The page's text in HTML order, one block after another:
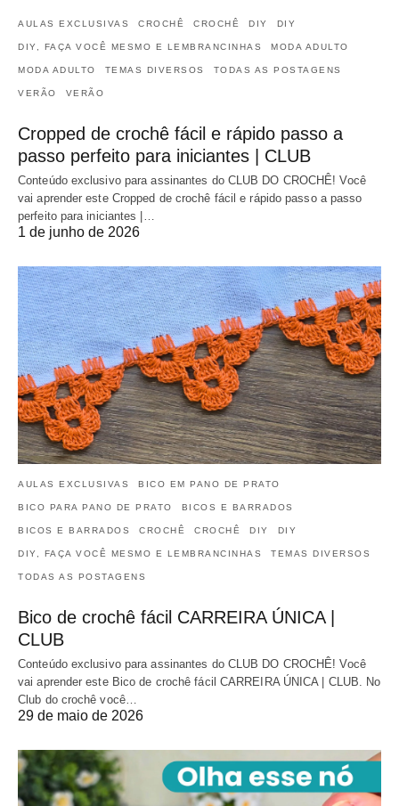
AULAS EXCLUSIVAS CROCHÊ CROCHÊ DIY DIY
DIY, FAÇA VOCÊ MESMO E LEMBRANCINHAS MODA ADULTO
MODA ADULTO TEMAS DIVERSOS TODAS AS POSTAGENS
VERÃO VERÃO
Cropped de crochê fácil e rápido passo a
passo perfeito para iniciantes | CLUB
Conteúdo exclusivo para assinantes do CLUB DO CROCHÊ! Você
vai aprender este Cropped de crochê fácil e rápido passo a passo
perfeito para iniciantes |…
1 de junho de 2026
AULAS EXCLUSIVAS BICO EM PANO DE PRATO
BICO PARA PANO DE PRATO BICOS E BARRADOS
BICOS E BARRADOS CROCHÊ CROCHÊ DIY DIY
DIY, FAÇA VOCÊ MESMO E LEMBRANCINHAS TEMAS DIVERSOS
TODAS AS POSTAGENS
Bico de crochê fácil CARREIRA ÚNICA |
CLUB
Conteúdo exclusivo para assinantes do CLUB DO CROCHÊ! Você
vai aprender este Bico de crochê fácil CARREIRA ÚNICA | CLUB. No
Club do crochê você…
29 de maio de 2026